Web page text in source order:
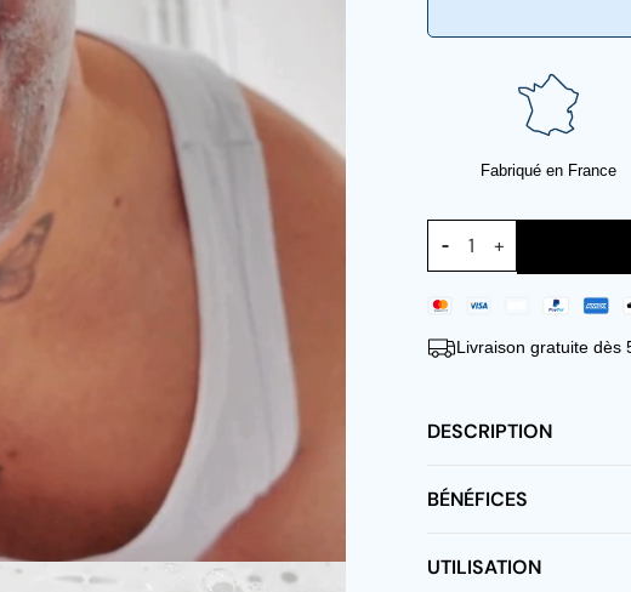
Fabriqué en France
− +
Livraison gratuite dès
DESCRIPTION
BÉNÉFICES
UTILISATION